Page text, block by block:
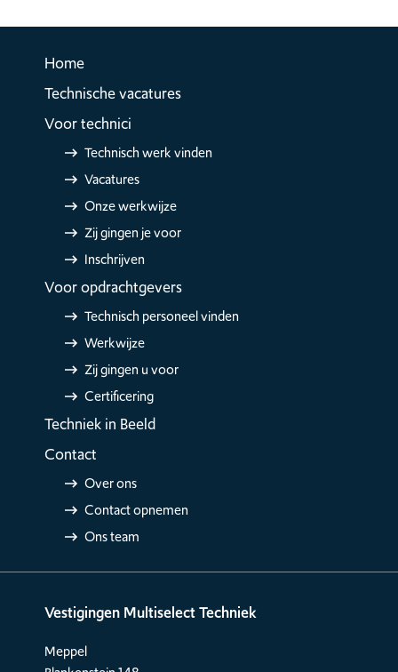
Home
Technische vacatures
Voor technici
Technisch werk vinden
Vacatures
Onze werkwijze
Zij gingen je voor
Inschrijven
Voor opdrachtgevers
Technisch personeel vinden
Werkwijze
Zij gingen u voor
Certificering
Techniek in Beeld
Contact
Over ons
Contact opnemen
Ons team
Vestigingen Multiselect Techniek
Meppel